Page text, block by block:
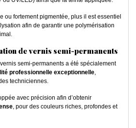
ou fortement pigmentée, plus il est essentiel
afin de garantir une polymérisation
de vernis semi-permanents
semi-permanents a été spécialement
professionnelle exceptionnelle,
techniciennes.
avec précision afin d’obtenir
, pour des couleurs riches, profondes et